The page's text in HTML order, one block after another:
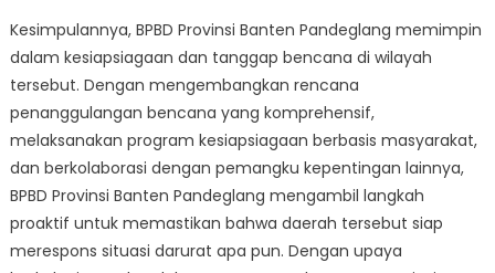
Kesimpulannya, BPBD Provinsi Banten Pandeglang memimpin
dalam kesiapsiagaan dan tanggap bencana di wilayah
tersebut. Dengan mengembangkan rencana
penanggulangan bencana yang komprehensif,
melaksanakan program kesiapsiagaan berbasis masyarakat,
dan berkolaborasi dengan pemangku kepentingan lainnya,
BPBD Provinsi Banten Pandeglang mengambil langkah
proaktif untuk memastikan bahwa daerah tersebut siap
merespons situasi darurat apa pun. Dengan upaya